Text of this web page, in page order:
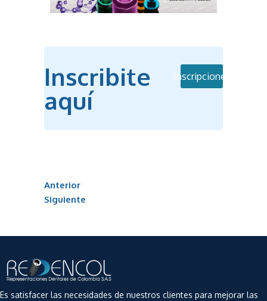
Inscribite
aquí
Inscripciones
Anterior
Siguiente
Es satisfacer las necesidades de nuestros clientes para mejorar las